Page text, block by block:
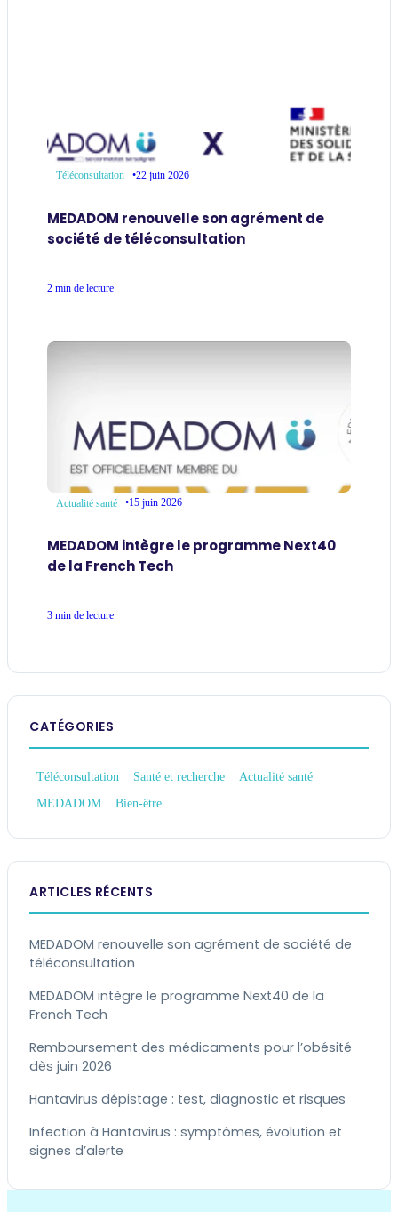
Téléconsultation •22 juin 2026
MEDADOM renouvelle son agrément de
société de téléconsultation
2 min de lecture
Actualité santé •15 juin 2026
MEDADOM intègre le programme Next40
de la French Tech
3 min de lecture
CATÉGORIES
Téléconsultation Santé et recherche
Actualité santé
MEDADOM
Bien-être
ARTICLES RÉCENTS
MEDADOM renouvelle son agrément de société de
téléconsultation
MEDADOM intègre le programme Next40 de la
French Tech
Remboursement des médicaments pour l’obésité
dès juin 2026
Hantavirus dépistage : test, diagnostic et risques
Infection à Hantavirus : symptômes, évolution et
signes d’alerte